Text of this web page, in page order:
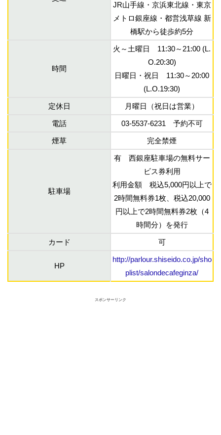
JR山手線・京浜東北線・東京
メトロ銀座線・都営浅草線 新
橋駅から徒歩約5分
時間
火～土曜日 11:30～21:00 (L.
O.20:30)
日曜日・祝日 11:30～20:00
(L.O.19:30)
定休日 月曜日（祝日は営業）
電話 03-5537-6231 予約不可
煙草 完全禁煙
駐車場
有 西銀座駐車場の無料サー
ビス券利用
利用金額 税込5,000円以上で
2時間無料券1枚、税込20,000
円以上で2時間無料券2枚（4
時間分）を発行
カード 可
HP
http://parlour.shiseido.co.jp/sho
plist/salondecafeginza/
スポンサーリンク